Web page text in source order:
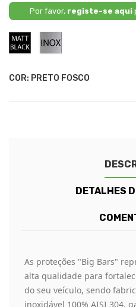
Por favor, registe-se aqui
COR: PRETO FOSCO
Preto
Fosco
DETALHES
As proteções "Big Bars"
alta qualidade para
do seu veículo, sendo
inoxidável 100% AISI 304,